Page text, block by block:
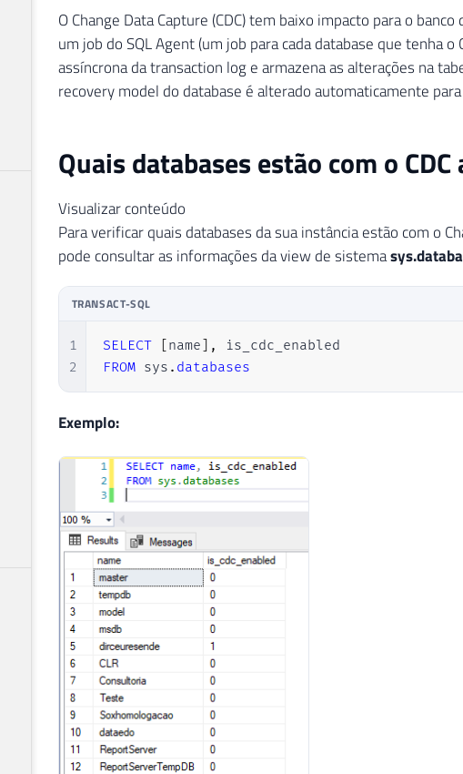
O Change Data Capture (CDC) tem baixo impacto para o
um job do SQL Agent (um job para cada database que tenha o
assíncrona da transaction log e armazena as alterações na
recovery model do database é alterado automaticamente para
Quais databases estão com o
Visualizar conteúdo
Para verificar quais databases da sua instância estão com o
pode consultar as informações da view de sistema
TRANSACT-SQL
1
2
SELECT [name] ,
FROM sys . databases
Exemplo: